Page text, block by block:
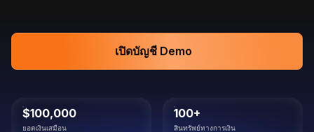
เปิดบัญชี Demo
$100,000
ยอดเงินเสมือน
100+
สินทรัพย์ทางการเงิน